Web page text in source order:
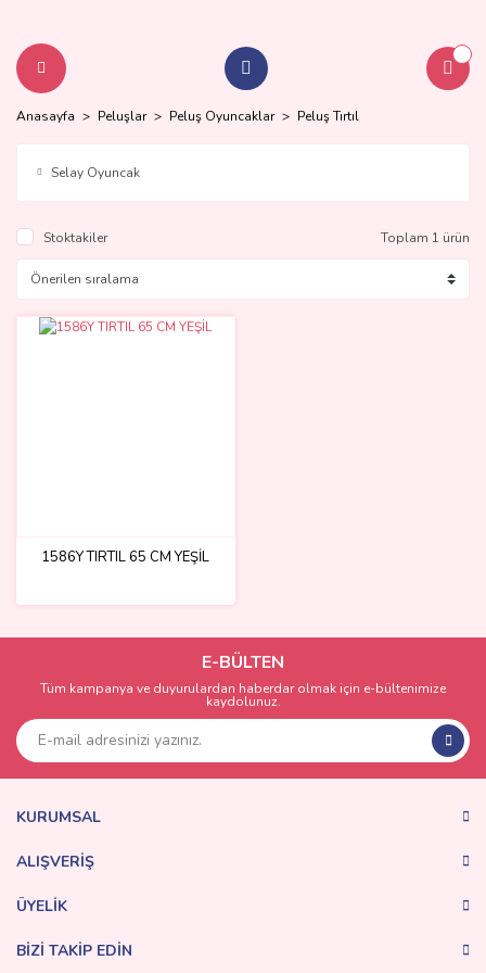
Anasayfa Peluşlar Peluş Oyuncaklar Peluş Tırtıl
Selay Oyuncak
Stoktakiler Toplam 1 ürün
1586Y TIRTIL 65 CM YEŞİL
E-BÜLTEN
Tüm kampanya ve duyurulardan haberdar olmak için e-bültenimize
kaydolunuz.
KURUMSAL
ALIŞVERİŞ
ÜYELİK
BİZİ TAKİP EDİN